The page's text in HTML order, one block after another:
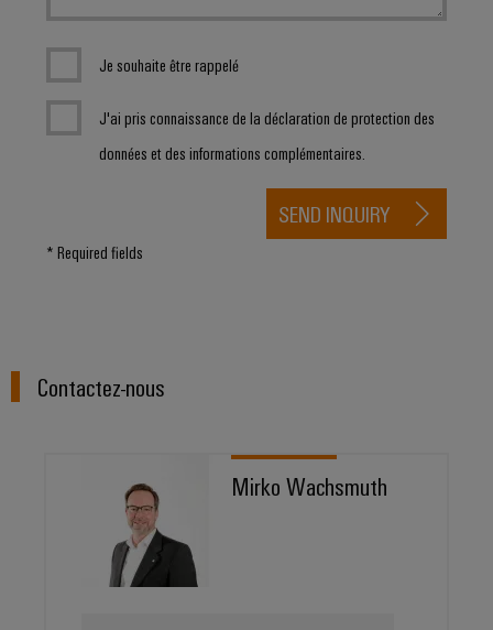
Je souhaite être rappelé
J'ai pris connaissance de la déclaration de protection des
données et des informations complémentaires.
* Required fields
SEND INQUIRY
Contactez-nous
Mirko Wachsmuth